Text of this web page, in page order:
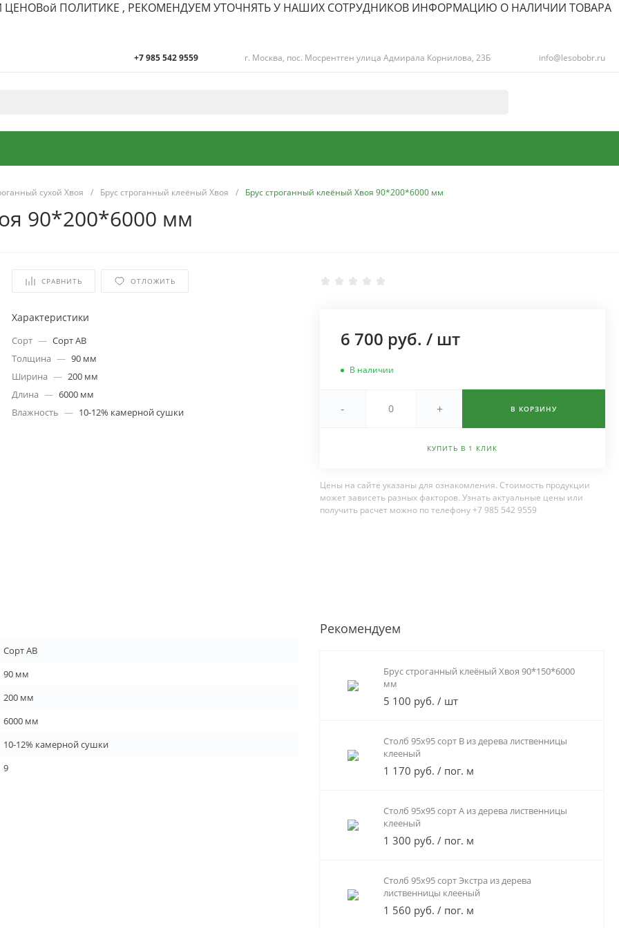
ЦЕНОВой ПОЛИТИКЕ , РЕКОМЕНДУЕМ УТОЧНЯТЬ У НАШИХ СОТРУДНИКОВ ИНФОРМАЦИЮ О НАЛИЧИИ ТОВАРА
+7 985 542 9559
Пн-Вс: 9:00-18:00
г. Москва, пос. Мосрентген улица Адмирала Корнилова, 23Б info@lesobobr.ru
сухой Хвоя / Брус строганный клеёный Хвоя / Брус строганный клеёный Хвоя 90*200*6000 мм
90*200*6000 мм
СРАВНИТЬ ОТЛОЖИТЬ
Характеристики
Сорт — Сорт АВ
Толщина — 90 мм
Ширина — 200 мм
Длина — 6000 мм
Влажность — 10-12% камерной сушки
6 700 руб. / шт
В наличии
- + В КОРЗИНУ
КУПИТЬ В 1 КЛИК
Цены на сайте указаны для ознакомления. Стоимость продукции
может зависеть разных факторов. Узнать актуальные цены или
получить расчет можно по телефону +7 985 542 9559
Сорт АВ
90 мм
200 мм
6000 мм
10-12% камерной сушки
9
Рекомендуем
Брус строганный клеёный Хвоя 90*150*6000
мм
5 100 руб. / шт
Столб 95х95 сорт В из дерева лиственницы
клееный
1 170 руб. / пог. м
Столб 95х95 сорт А из дерева лиственницы
клееный
1 300 руб. / пог. м
Столб 95х95 сорт Экстра из дерева
лиственницы клееный
1 560 руб. / пог. м